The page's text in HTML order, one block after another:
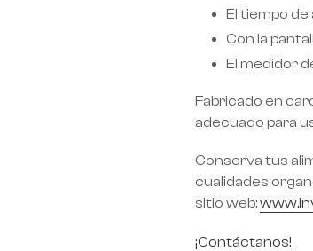
El tiempo
Con la
El medidor
Fabricado en
adecuado para
Conserva tus
cualidades
sitio web:
¡Contáctanos!